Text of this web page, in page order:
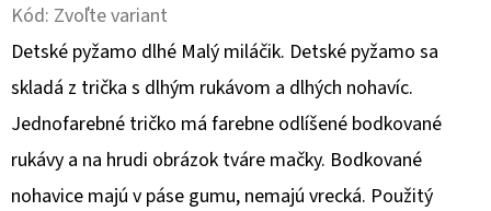
Kód: Zvoľte variant
Detské pyžamo dlhé Malý miláčik. Detské pyžamo sa
skladá z trička s dlhým rukávom a dlhých nohavíc.
Jednofarebné tričko má farebne odlíšené bodkované
rukávy a na hrudi obrázok tváre mačky. Bodkované
nohavice majú v páse gumu, nemajú vrecká. Použitý
R
Ú
Č
A
M
E